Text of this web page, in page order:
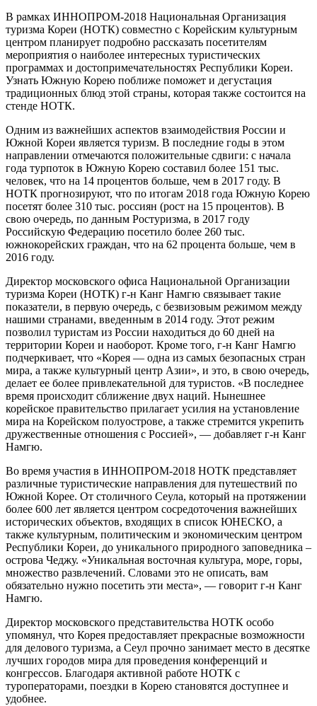
В рамках ИННОПРОМ-2018 Национальная Организация
туризма Кореи (НОТК) совместно с Корейским культурным
центром планирует подробно рассказать посетителям
мероприятия о наиболее интересных туристических
программах и достопримечательностях Республики Кореи.
Узнать Южную Корею поближе поможет и дегустация
традиционных блюд этой страны, которая также состоится на
стенде НОТК.
Одним из важнейших аспектов взаимодействия России и
Южной Кореи является туризм. В последние годы в этом
направлении отмечаются положительные сдвиги: с начала
года турпоток в Южную Корею составил более 151 тыс.
человек, что на 14 процентов больше, чем в 2017 году. В
НОТК прогнозируют, что по итогам 2018 года Южную Корею
посетят более 310 тыс. россиян (рост на 15 процентов). В
свою очередь, по данным Ростуризма, в 2017 году
Российскую Федерацию посетило более 260 тыс.
южнокорейских граждан, что на 62 процента больше, чем в
2016 году.
Директор московского офиса Национальной Организации
туризма Кореи (НОТК) г-н Канг Намгю связывает такие
показатели, в первую очередь, с безвизовым режимом между
нашими странами, введенным в 2014 году. Этот режим
позволил туристам из России находиться до 60 дней на
территории Кореи и наоборот. Кроме того, г-н Канг Намгю
подчеркивает, что «Корея — одна из самых безопасных стран
мира, а также культурный центр Азии», и это, в свою очередь,
делает ее более привлекательной для туристов. «В последнее
время происходит сближение двух наций. Нынешнее
корейское правительство прилагает усилия на установление
мира на Корейском полуострове, а также стремится укрепить
дружественные отношения с Россией», — добавляет г-н Канг
Намгю.
Во время участия в ИННОПРОМ-2018 НОТК представляет
различные туристические направления для путешествий по
Южной Корее. От столичного Сеула, который на протяжении
более 600 лет является центром сосредоточения важнейших
исторических объектов, входящих в список ЮНЕСКО, а
также культурным, политическим и экономическим центром
Республики Кореи, до уникального природного заповедника –
острова Чеджу. «Уникальная восточная культура, море, горы,
множество развлечений. Словами это не описать, вам
обязательно нужно посетить эти места», — говорит г-н Канг
Намгю.
Директор московского представительства НОТК особо
упомянул, что Корея предоставляет прекрасные возможности
для делового туризма, а Сеул прочно занимает место в десятке
лучших городов мира для проведения конференций и
конгрессов. Благодаря активной работе НОТК с
туроператорами, поездки в Корею становятся доступнее и
удобнее.